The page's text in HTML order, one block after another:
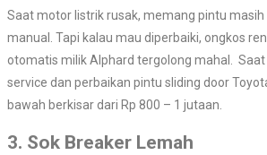
Saat motor listrik rusak, memang pintu masih
manual. Tapi kalau mau diperbaiki, ongkos
otomatis milik Alphard tergolong mahal. Saat
service dan perbaikan pintu sliding door
bawah berkisar dari Rp 800 – 1 jutaan.
3. Sok Breaker Lemah